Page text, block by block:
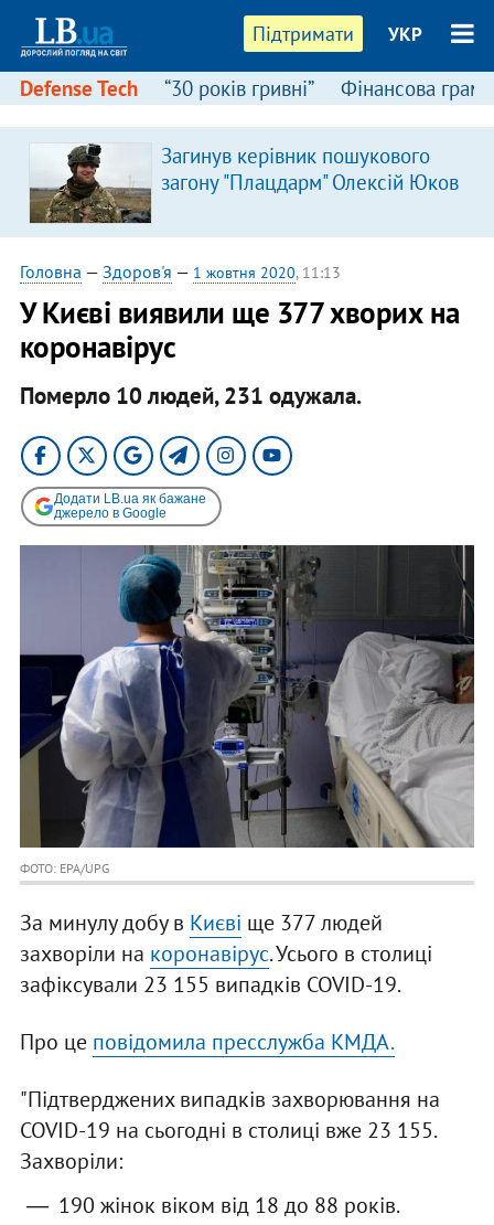
Підтримати УКР
Defense Tech “30 років гривні” Фінансова
Загинув керівник пошукового
загону "Плацдарм" Олексій Юков
Головна — Здоров'я — 1 жовтня 2020, 11:13
У Києві виявили ще 377 хворих на
коронавірус
Померло 10 людей, 231 одужала.
Додати LB.ua як бажане
джерело в Google
ФОТО: EPA/UPG
За минулу добу в Києві ще 377 людей
захворіли на коронавірус. Усього в столиці
зафіксували 23 155 випадків COVID-19.
Про це повідомила пресслужба КМДА.
"Підтверджених випадків захворювання на
COVID-19 на сьогодні в столиці вже 23 155.
Захворіли:
190 жінок віком від 18 до 88 років.